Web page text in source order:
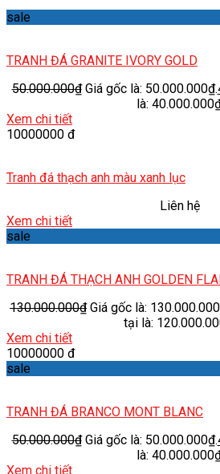
sale
TRANH ĐÁ GRANITE IVORY GOLD
50.000.000₫ Giá gốc là: 50.000.000₫.
là:
Xem chi tiết
10000000 đ
Tranh đá thạch anh màu xanh lục
Liên hệ
Xem chi tiết
sale
TRANH ĐÁ THẠCH ANH GOLDEN
130.000.000₫ Giá gốc là:
tại là:
Xem chi tiết
10000000 đ
sale
TRANH ĐÁ BRANCO MONT BLANC
50.000.000₫ Giá gốc là: 50.000.000₫.
là:
Xem chi tiết